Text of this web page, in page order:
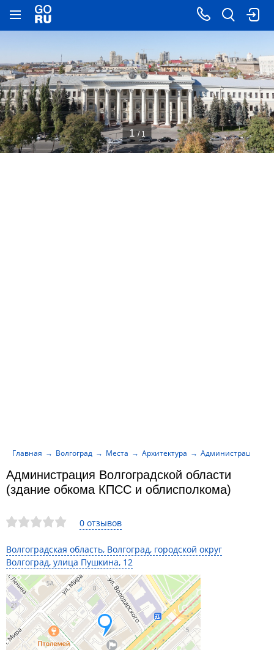
0 отзывов
Волгоградская область, Волгоград, городской округ
Волгоград, улица Пушкина, 12
Администрация Волгоградской области
(здание обкома КПСС и облисполкома)
Главная Волгоград Места Архитектура Администрация
1 / 1